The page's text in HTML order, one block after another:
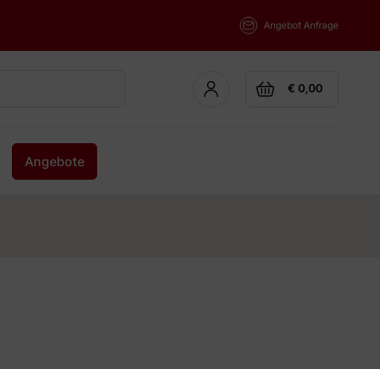
Angebot Anfrage
Cart
€ 0,00
Angebote